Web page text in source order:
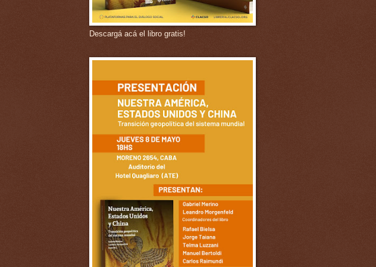
Descargá acá el libro gratis!